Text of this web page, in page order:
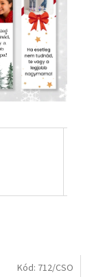
Kód: 712/CSO